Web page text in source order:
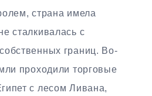
страна имела
сталкивалась с
границ. Во-
проходили торговые
с лесом Ливана,